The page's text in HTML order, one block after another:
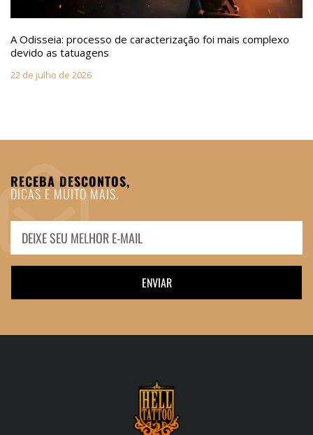
A Odisseia: processo de caracterização foi mais complexo
devido as tatuagens
22 de julho de 2026
RECEBA DESCONTOS,
DICAS E MUITO MAIS.
ENVIAR